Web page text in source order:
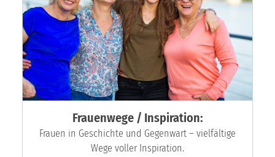
Frauenwege / Inspiration:
Frauen in Geschichte und Gegenwart – vielfältige
Wege voller Inspiration.